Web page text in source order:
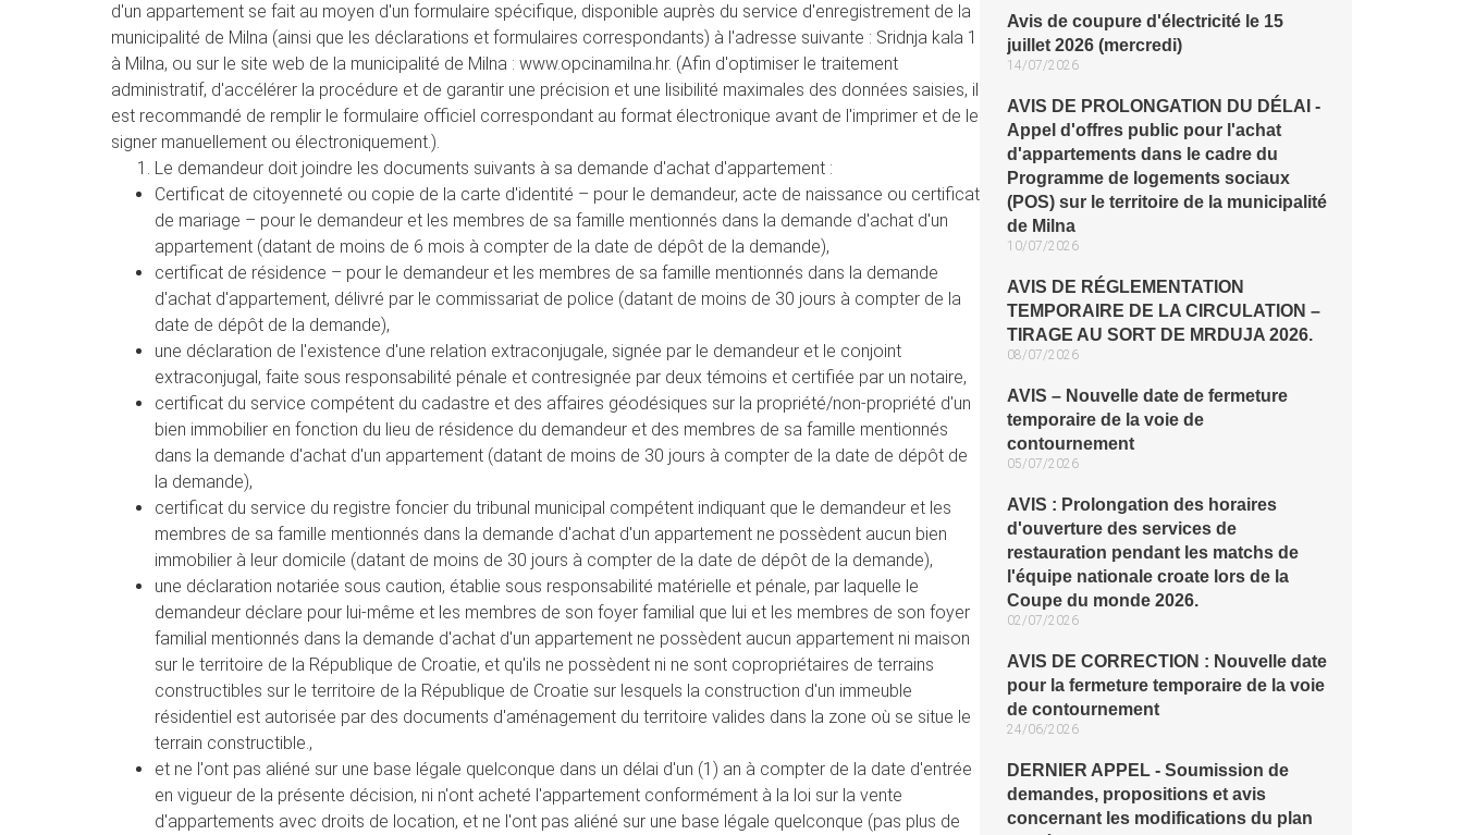
d'un appartement se fait au moyen d'un formulaire spécifique, disponible auprès du service d'enregistrement de la
municipalité de Milna (ainsi que les déclarations et formulaires correspondants) à l'adresse suivante : Sridnja kala 1
à Milna, ou sur le site web de la municipalité de Milna : www.opcinamilna.hr. (Afin d'optimiser le traitement
administratif, d'accélérer la procédure et de garantir une précision et une lisibilité maximales des données saisies, il
est recommandé de remplir le formulaire officiel correspondant au format électronique avant de l'imprimer et de le
signer manuellement ou électroniquement.).
Le demandeur doit joindre les documents suivants à sa demande d'achat d'appartement :
Certificat de citoyenneté ou copie de la carte d'identité – pour le demandeur, acte de naissance ou certificat
de mariage – pour le demandeur et les membres de sa famille mentionnés dans la demande d'achat d'un
appartement (datant de moins de 6 mois à compter de la date de dépôt de la demande),
certificat de résidence – pour le demandeur et les membres de sa famille mentionnés dans la demande
d'achat d'appartement, délivré par le commissariat de police (datant de moins de 30 jours à compter de la
date de dépôt de la demande),
une déclaration de l'existence d'une relation extraconjugale, signée par le demandeur et le conjoint
extraconjugal, faite sous responsabilité pénale et contresignée par deux témoins et certifiée par un notaire,
certificat du service compétent du cadastre et des affaires géodésiques sur la propriété/non-propriété d'un
bien immobilier en fonction du lieu de résidence du demandeur et des membres de sa famille mentionnés
dans la demande d'achat d'un appartement (datant de moins de 30 jours à compter de la date de dépôt de
la demande),
certificat du service du registre foncier du tribunal municipal compétent indiquant que le demandeur et les
membres de sa famille mentionnés dans la demande d'achat d'un appartement ne possèdent aucun bien
immobilier à leur domicile (datant de moins de 30 jours à compter de la date de dépôt de la demande),
une déclaration notariée sous caution, établie sous responsabilité matérielle et pénale, par laquelle le
demandeur déclare pour lui-même et les membres de son foyer familial que lui et les membres de son foyer
familial mentionnés dans la demande d'achat d'un appartement ne possèdent aucun appartement ni maison
sur le territoire de la République de Croatie, et qu'ils ne possèdent ni ne sont copropriétaires de terrains
constructibles sur le territoire de la République de Croatie sur lesquels la construction d'un immeuble
résidentiel est autorisée par des documents d'aménagement du territoire valides dans la zone où se situe le
terrain constructible.,
et ne l'ont pas aliéné sur une base légale quelconque dans un délai d'un (1) an à compter de la date d'entrée
en vigueur de la présente décision, ni n'ont acheté l'appartement conformément à la loi sur la vente
d'appartements avec droits de location, et ne l'ont pas aliéné sur une base légale quelconque (pas plus de
Avis de coupure d'électricité le 15
juillet 2026 (mercredi)
14/07/2026
AVIS DE PROLONGATION DU DÉLAI -
Appel d'offres public pour l'achat
d'appartements dans le cadre du
Programme de logements sociaux
(POS) sur le territoire de la municipalité
de Milna
10/07/2026
AVIS DE RÉGLEMENTATION
TEMPORAIRE DE LA CIRCULATION –
TIRAGE AU SORT DE MRDUJA 2026.
08/07/2026
AVIS – Nouvelle date de fermeture
temporaire de la voie de
contournement
05/07/2026
AVIS : Prolongation des horaires
d'ouverture des services de
restauration pendant les matchs de
l'équipe nationale croate lors de la
Coupe du monde 2026.
02/07/2026
AVIS DE CORRECTION : Nouvelle date
pour la fermeture temporaire de la voie
de contournement
24/06/2026
DERNIER APPEL - Soumission de
demandes, propositions et avis
concernant les modifications du plan